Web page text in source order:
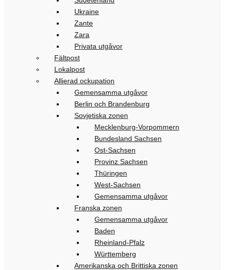
Ukraine
Zante
Zara
Privata utgåvor
Fältpost
Lokalpost
Allierad ockupation
Gemensamma utgåvor
Berlin och Brandenburg
Sovjetiska zonen
Mecklenburg-Vorpommern
Bundesland Sachsen
Ost-Sachsen
Provinz Sachsen
Thüringen
West-Sachsen
Gemensamma utgåvor
Franska zonen
Gemensamma utgåvor
Baden
Rheinland-Pfalz
Württemberg
Amerikanska och Brittiska zonen